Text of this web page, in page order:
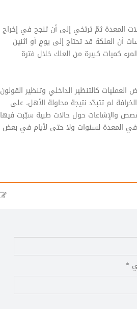
المعدة ثمّ ترتخي إلى أن تنجح في إخراج
أن العلكة قد تحتاج إلى يومٍ أو اثنين
كميات كبيرة من العلك خلال فترة
كالتنظير الداخلي وتنظير القولون
لم تتبدّد نتيجة محاولة الأهل، على
والإشاعات حول حالات طبية سبّبت فيها
في المعدة لسنوات ولا حتى لأيام في بعض
*